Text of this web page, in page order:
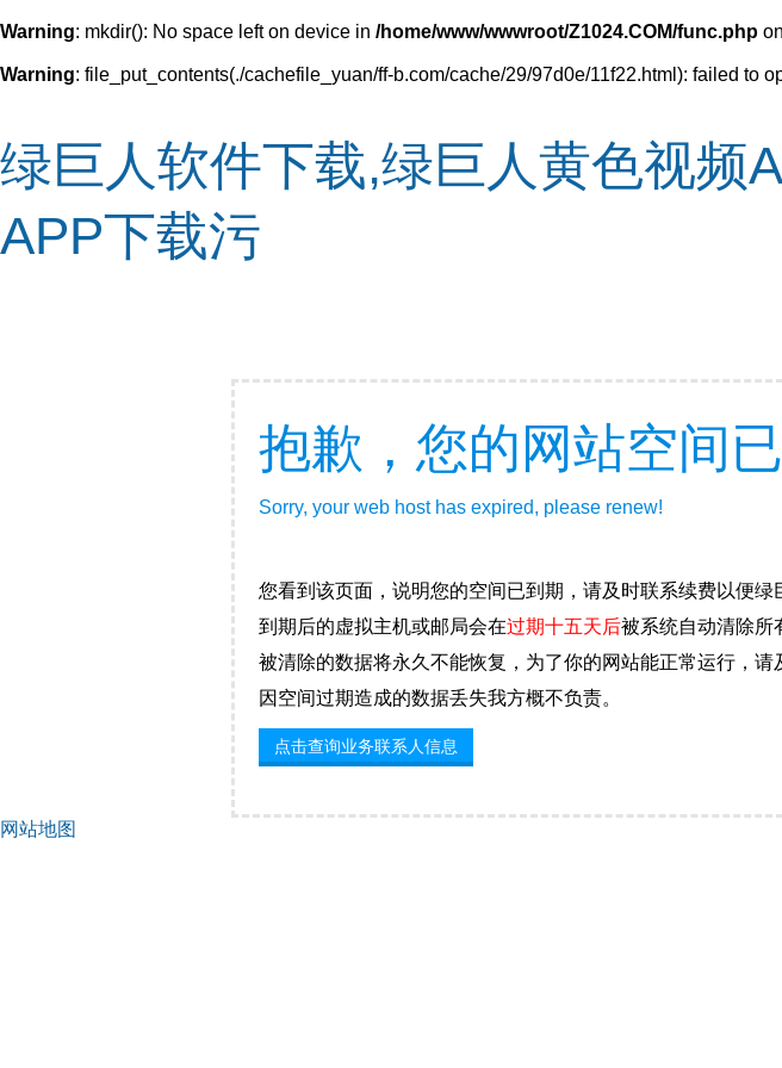
Warning: mkdir(): No space left on device in /home/www/wwwroot/Z1024.COM/func.php
Warning: file_put_contents(./cachefile_yuan/ff-b.com/cache/29/97d0e/11f22.html): failed to
绿巨人软件下载,绿巨人黄色视频
APP下载污
抱歉，您的网站空间
Sorry, your web host has expired, please renew!
您看到该页面，说明您的空间已到期，请及时联系续费以便绿
到期后的虚拟主机或邮局会在过期十五天后被系统自动清除所
被清除的数据将永久不能恢复，为了你的网站能正常运行，请
因空间过期造成的数据丢失我方概不负责。
点击查询业务联系人信息
网站地图